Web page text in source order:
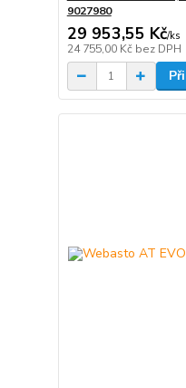
9027980
29 953,55 Kč/ks
24 755,00 Kč bez DPH